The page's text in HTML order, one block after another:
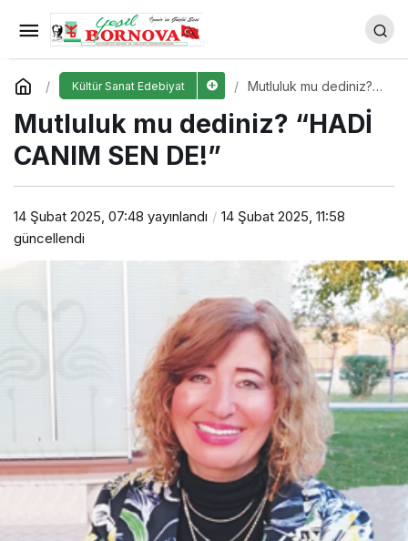
Kültür Sanat Edebiyat
Mutluluk mu dediniz?
Mutluluk mu dediniz? “HADİ
CANIM SEN DE!”
14 Şubat 2025, 07:48 yayınlandı
14 Şubat 2025, 11:58
güncellendi
Şair, Yazar, Gazeteci OĞUZ
TÜMBAŞ’la Şiir ve YazıI Boyu “İZMİRLİ
BİR SÖYLEŞİ”
Yorum Yap